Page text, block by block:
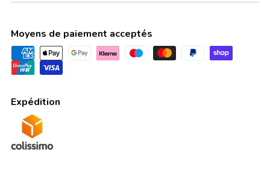
Moyens de paiement acceptés
Expédition